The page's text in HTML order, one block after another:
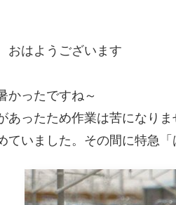
はようございます
かったですね～
あったため作業は苦になり
ていました。その間に特急